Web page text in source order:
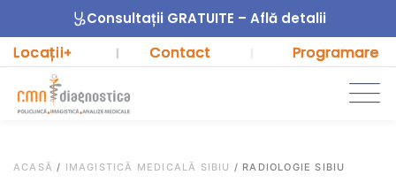
Consultații GRATUITE – Află detalii
Locații+ | Contact Programare
ACASĂ / IMAGISTICĂ MEDICALĂ SIBIU / RADIOLOGIE SIBIU